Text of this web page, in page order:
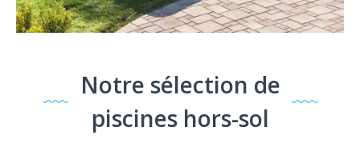
Notre sélection de
piscines hors-sol